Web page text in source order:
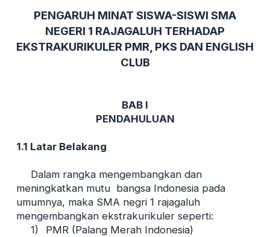
PENGARUH MINAT SISWA-SISWI SMA
NEGERI 1 RAJAGALUH TERHADAP
EKSTRAKURIKULER PMR, PKS DAN ENGLISH
CLUB
BAB I
PENDAHULUAN
1.1 Latar Belakang
Dalam rangka mengembangkan dan
meningkatkan mutu bangsa Indonesia pada
umumnya, maka SMA negri 1 rajagaluh
mengembangkan ekstrakurikuler seperti:
1)
PMR (Palang Merah Indonesia)